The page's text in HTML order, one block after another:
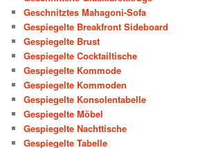
Geschnitztes Mahagoni-Sofa
Gespiegelte Breakfront Sideboard
Gespiegelte Brust
Gespiegelte Cocktailtische
Gespiegelte Kommode
Gespiegelte Kommoden
Gespiegelte Konsolentabelle
Gespiegelte Möbel
Gespiegelte Nachttische
Gespiegelte Tabelle